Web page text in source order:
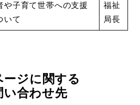
や子育て世帯への支援
いて
福祉
局長
ージに関する
い合わせ先